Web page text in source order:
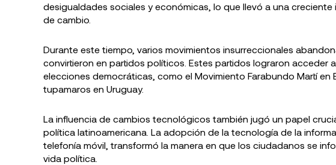
desigualdades sociales y económicas, lo que llevó a una
de cambio.
Durante este tiempo, varios movimientos insurreccionales
convirtieron en partidos políticos. Estes partidos lograron acceder
elecciones democráticas, como el Movimiento Farabundo Martí en
tupamaros en Uruguay.
La influencia de cambios tecnológicos también jugó un papel
política latinoamericana. La adopción de la tecnología de la
telefonía móvil, transformó la manera en que los ciudadanos se
vida política.